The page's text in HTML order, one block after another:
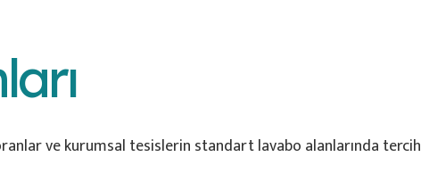
ve kurumsal tesislerin standart lavabo alanlarında tercih